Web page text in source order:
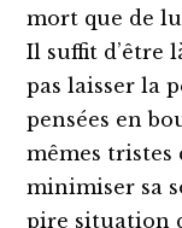
mort que de
Il suffit d’être
pas laisser la
pensées en
mêmes tristes
minimiser sa
pire situation